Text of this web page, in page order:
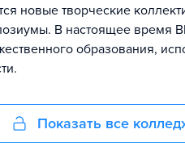
новые творческие
В настоящее время
образования,
Показать все